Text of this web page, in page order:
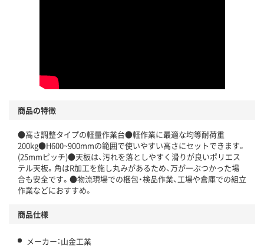
商品の特徴
●高さ調整タイプの軽量作業台●軽作業に最適な均等耐荷重
200kg●H600~900mmの範囲で使いやすい高さにセットできます。
(25mmピッチ)●天板は、汚れを落としやすく滑りが良いポリエス
テル天板。角はR加工を施し丸みがあるため、万が一ぶつかった場
合も安全です。●物流現場での梱包・検品作業、工場や倉庫での組立
作業などにおすすめ。
商品仕様
メーカー：山金工業